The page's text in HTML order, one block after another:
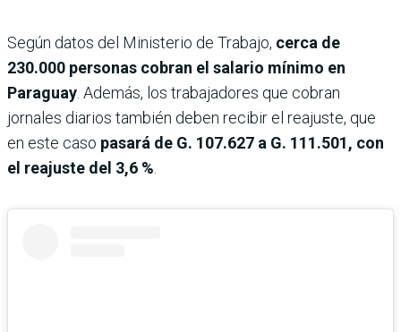
Según datos del Ministerio de Trabajo, cerca de
230.000 personas cobran el salario mínimo en
Paraguay . Además, los trabajadores que cobran
jornales diarios también deben recibir el reajuste, que
en este caso pasará de G. 107.627 a G. 111.501, con
el reajuste del 3,6 %